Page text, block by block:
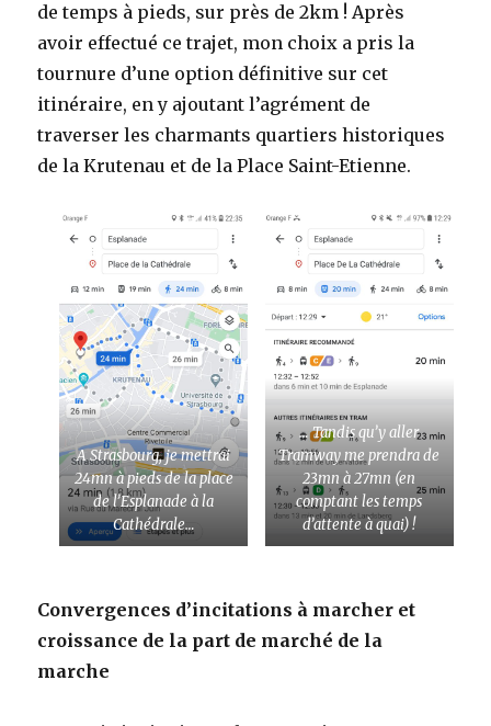
de temps à pieds, sur près de 2km ! Après
avoir effectué ce trajet, mon choix a pris la
tournure d’une option définitive sur cet
itinéraire, en y ajoutant l’agrément de
traverser les charmants quartiers historiques
de la Krutenau et de la Place Saint-Etienne.
A Strasbourg, je mettrai
24mn à pieds de la place
de l’Esplanade à la
Cathédrale…
… Tandis qu’y aller
Tramway me prendra de
23mn à 27mn (en
comptant les temps
d’attente à quai)!
Convergences d’incitations à marcher et
croissance de la part de marché de la
marche